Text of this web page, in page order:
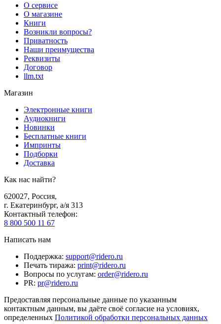
О сервисе
О магазине
Книги
Возникли вопросы?
Приватность
Наши преимущества
Реквизиты
Договор
llm.txt
Магазин
Электронные книги
Аудиокниги
Новинки
Бесплатные книги
Импринты
Подборки
Доставка
Как нас найти?
620027, Россия,
г. Екатеринбург, а/я 313
Контактный телефон:
8 800 500 11 67
Написать нам
Поддержка: support@ridero.ru
Печать тиража: print@ridero.ru
Вопросы по услугам: order@ridero.ru
PR: pr@ridero.ru
Предоставляя персональные данные по указанным
контактным данным, вы даёте своё согласие на условиях,
определенных Политикой обработки персональных данных